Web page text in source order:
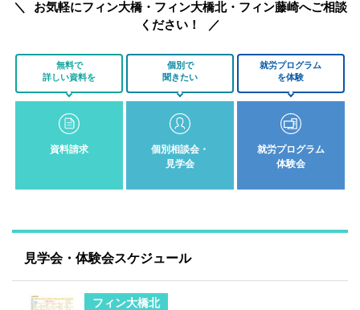
お気軽にフィン大橋・フィン大橋北・フィン藤崎へご相談
ください！
無料で
詳しい資料を
資料請求
個別で
聞きたい
個別相談会・
見学会
就労プログラム
を体験
就労プログラム
体験会
見学会・体験会スケジュール
フィン大橋北